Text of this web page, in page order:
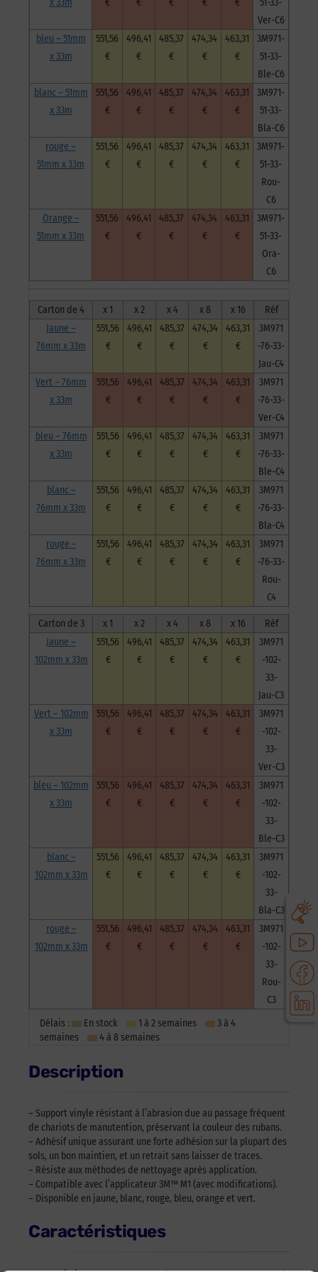
x 33m
€
€
€
€
€
51-33-
Ver-C6
bleu – 51mm
x 33m
551,56
€
496,41
€
485,37
€
474,34
€
463,31
€
3M971-
51-33-
Ble-C6
blanc – 51mm
x 33m
551,56
€
496,41
€
485,37
€
474,34
€
463,31
€
3M971-
51-33-
Bla-C6
rouge –
51mm x 33m
551,56
€
496,41
€
485,37
€
474,34
€
463,31
€
3M971-
51-33-
Rou-
C6
Orange –
51mm x 33m
551,56
€
496,41
€
485,37
€
474,34
€
463,31
€
3M971-
51-33-
Ora-
C6
Carton de 4 x 1 x 2 x 4 x 8 x 16
Réf
Jaune –
76mm x 33m
551,56
€
496,41
€
485,37
€
474,34
€
463,31
€
3M971
-76-33-
Jau-C4
Vert – 76mm
x 33m
551,56
€
496,41
€
485,37
€
474,34
€
463,31
€
3M971
-76-33-
Ver-C4
bleu – 76mm
x 33m
551,56
€
496,41
€
485,37
€
474,34
€
463,31
€
3M971
-76-33-
Ble-C4
blanc –
76mm x 33m
551,56
€
496,41
€
485,37
€
474,34
€
463,31
€
3M971
-76-33-
Bla-C4
rouge –
76mm x 33m
551,56
€
496,41
€
485,37
€
474,34
€
463,31
€
3M971
-76-33-
Rou-
C4
Carton de 3 x 1 x 2 x 4 x 8 x 16
Réf
Jaune –
102mm x 33m
551,56
€
496,41
€
485,37
€
474,34
€
463,31
€
3M971
-102-
33-
Jau-C3
Vert – 102mm
x 33m
551,56
€
496,41
€
485,37
€
474,34
€
463,31
€
3M971
-102-
33-
Ver-C3
bleu – 102mm
x 33m
551,56
€
496,41
€
485,37
€
474,34
€
463,31
€
3M971
-102-
33-
Ble-C3
blanc –
102mm x 33m
551,56
€
496,41
€
485,37
€
474,34
€
463,31
€
3M971
-102-
33-
Bla-C3
rouge –
102mm x 33m
551,56
€
496,41
€
485,37
€
474,34
€
463,31
€
3M971
-102-
33-
Rou-
C3
Délais :
En stock 1 à 2 semaines
3 à 4
semaines
4 à 8 semaines
Description
– Support vinyle résistant à l’abrasion due au passage fréquent
de chariots de manutention, préservant la couleur des rubans.
– Adhésif unique assurant une forte adhésion sur la plupart des
sols, un bon maintien, et un retrait sans laisser de traces.
– Résiste aux méthodes de nettoyage après application.
– Compatible avec l’applicateur 3M™ M1 (avec modifications).
– Disponible en jaune, blanc, rouge, bleu, orange et vert.
Caractéristiques